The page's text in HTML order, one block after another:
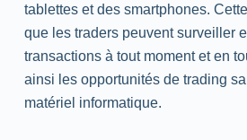
tablettes et des smartphones.
que les traders peuvent surveiller
transactions à tout moment et en
ainsi les opportunités de trading
matériel informatique.